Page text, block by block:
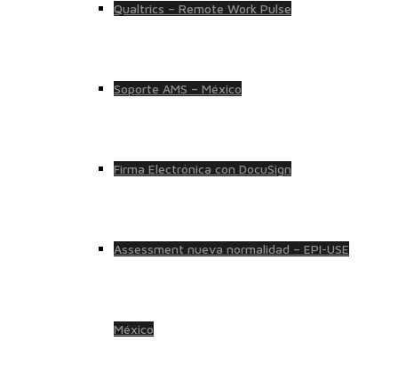
Qualtrics – Remote Work Pulse
Soporte AMS – México
Firma Electrónica con DocuSign
Assessment nueva normalidad – EPI-USE
México